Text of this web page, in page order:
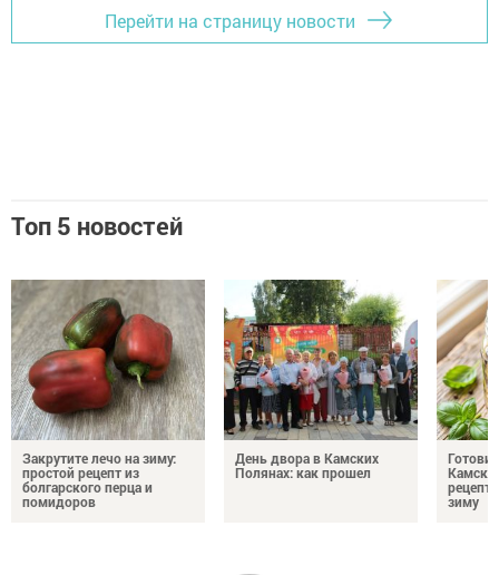
Перейти на страницу новости
Топ 5 новостей
Закрутите лечо на зиму:
простой рецепт из
болгарского перца и
помидоров
День двора в Камских
Полянах: как прошел
зиму